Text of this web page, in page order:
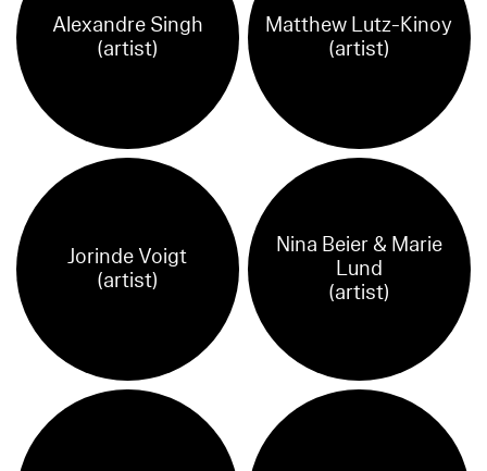
Alexandre Singh
(artist)
Matthew Lutz-Kinoy
(artist)
Jorinde Voigt
(artist)
Nina Beier & Marie
Lund
(artist)